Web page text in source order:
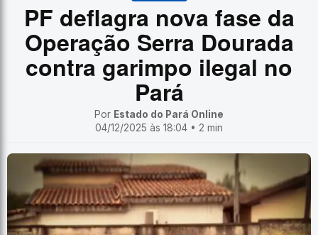
PF deflagra nova fase da
Operação Serra Dourada
contra garimpo ilegal no
Pará
Por Estado do Pará Online
04/12/2025 às 18:04 • 2 min